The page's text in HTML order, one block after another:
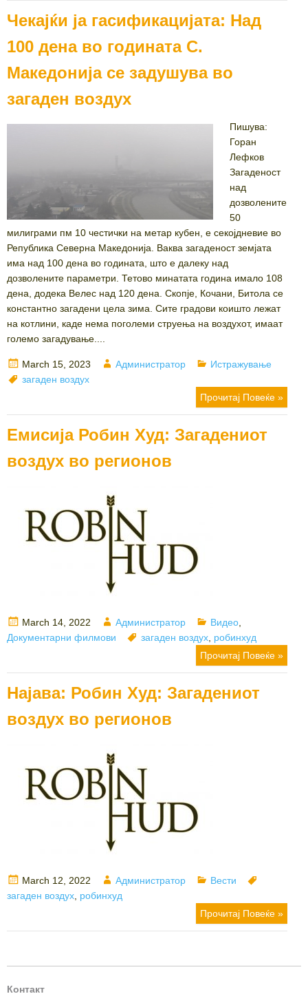
Чекајќи ја гасификацијата: Над
100 дена во годината С.
Македонија се задушува во
загаден воздух
Пишува:
Горан
Лефков
Загаденост
над
дозволените
50
милиграми пм 10 честички на метар кубен, е секојдневие во
Република Северна Македонија. Ваква загаденост земјата
има над 100 дена во годината, што е далеку над
дозволените параметри. Тетово минатата година имало 108
дена, додека Велес над 120 дена. Скопје, Кочани, Битола се
константно загадени цела зима. Сите градови коишто лежат
на котлини, каде нема поголеми струења на воздухот, имаат
големо загадување....
Posted
on
March 15, 2023 Author
Администратор Categories
Истражување
Tags
загаден воздух
Прочитај Повеќе »
Емисија Робин Худ: Загадениот
воздух во регионов
Posted
on
March 14, 2022 Author
Администратор Categories
Видео
Документарни филмови
Tags
загаден воздух робинхуд
Прочитај Повеќе »
Најава: Робин Худ: Загадениот
воздух во регионов
Posted
on
March 12, 2022 Author
Администратор Categories
Вести
загаден воздух робинхуд
Прочитај Повеќе »
Контакт